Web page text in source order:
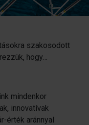
szakosodott
hogy…
mindenkor
innovatívak
érték aránnyal